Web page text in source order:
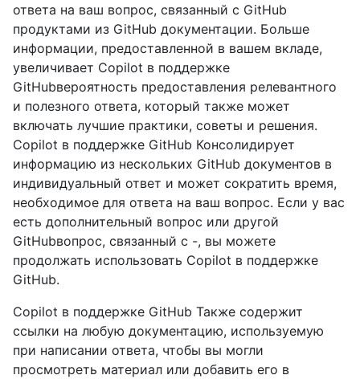
ответа на ваш вопрос, связанный с GitHub
продуктами из GitHub документации. Больше
информации, предоставленной в вашем вкладе,
увеличивает Copilot в поддержке
GitHubвероятность предоставления релевантного
и полезного ответа, который также может
включать лучшие практики, советы и решения.
Copilot в поддержке GitHub Консолидирует
информацию из нескольких GitHub документов в
индивидуальный ответ и может сократить время,
необходимое для ответа на ваш вопрос. Если у вас
есть дополнительный вопрос или другой
GitHubвопрос, связанный с -, вы можете
продолжать использовать Copilot в поддержке
GitHub.
Copilot в поддержке GitHub Также содержит
ссылки на любую документацию, используемую
при написании ответа, чтобы вы могли
просмотреть материал или добавить его в